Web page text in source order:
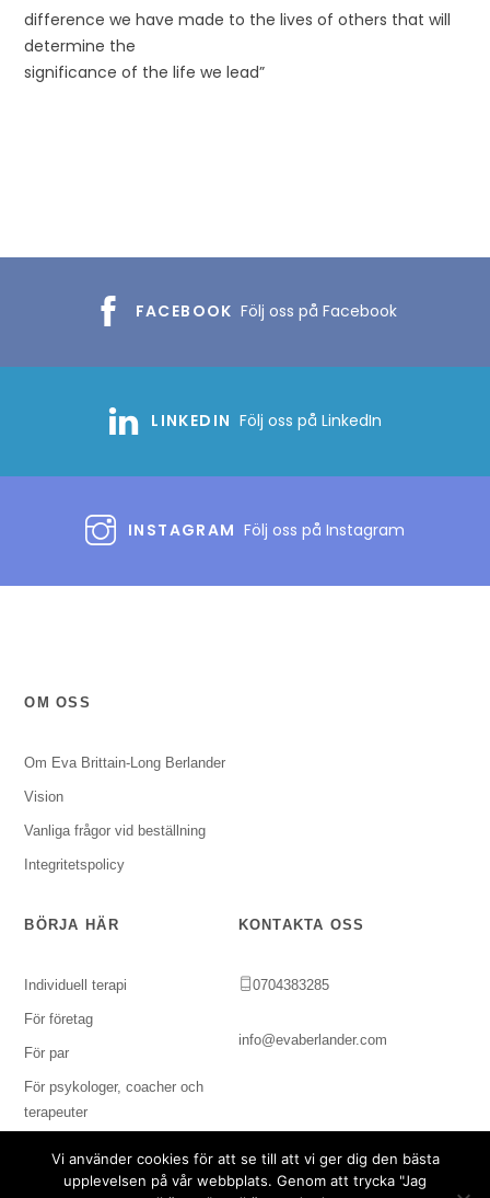
difference we have made to the lives of others that will
determine the
significance of the life we lead”
FACEBOOK Följ oss på Facebook
LINKEDIN Följ oss på LinkedIn
INSTAGRAM Följ oss på Instagram
OM OSS
Om Eva Brittain-Long Berlander
Vision
Vanliga frågor vid beställning
Integritetspolicy
BÖRJA HÄR
Individuell terapi
För företag
För par
För psykologer, coacher och
terapeuter
KONTAKTA OSS
0704383285
info@evaberlander.com
Vi använder cookies för att se till att vi ger dig den bästa
upplevelsen på vår webbplats. Genom att trycka "Jag